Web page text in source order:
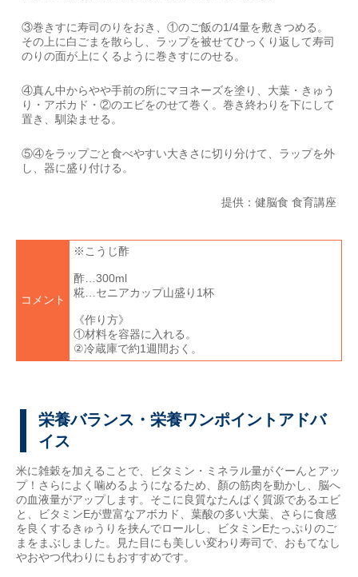
③巻きすに寿司のりをおき、①のご飯の1/4量を敷きつめる。
その上に白ごまを散らし、ラップを被せてひっくり返して寿司
のりの面が上にくるように巻きすにのせる。
④真ん中からやや手前の所にマヨネーズを塗り、大葉・きゅう
り・アボカド・②のエビをのせて巻く。巻き終わりを下にして
置き、馴染ませる。
⑤④をラップごと食べやすい大きさに切り分けて、ラップを外
し、器に盛り付ける。
提供：健脳食 食育講座
コメント
※こうじ酢
酢…300ml
糀…セニアカップ山盛り1杯
《作り方》
①材料を容器に入れる。
②冷蔵庫で約1週間おく。
栄養バランス・栄養ワンポイントアドバ
イス
米に雑穀を加えることで、ビタミン・ミネラル量がぐーんとアッ
プ！さらによく噛めるようになるため、顏の筋肉を動かし、脳へ
の血液量がアップします。そこに良質なたんぱく質源であるエビ
と、ビタミンEが豊富なアボカド、葉酸の多い大葉、さらに食感
を良くするきゅうりを挟んでロールし、ビタミンEたっぷりのご
まをまぶしました。見た目にも美しい変わり寿司で、おもてなし
やおやつ代わりにもおすすめです。